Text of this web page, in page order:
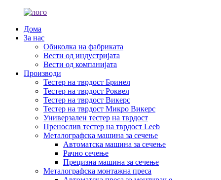
Дома
За нас
Обиколка на фабриката
Вести од индустријата
Вести од компанијата
Производи
Тестер на тврдост Бринел
Тестер на тврдост Роквел
Тестер на тврдост Викерс
Тестер на тврдост Микро Викерс
Универзален тестер на тврдост
Пренослив тестер на тврдост Leeb
Металографска машина за сечење
Автоматска машина за сечење
Рачно сечење
Прецизна машина за сечење
Металографска монтажна преса